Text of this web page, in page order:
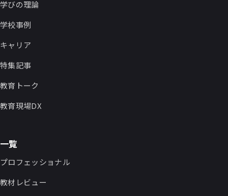
学びの理論
学校事例
キャリア
特集記事
教育トーク
教育現場DX
一覧
プロフェッショナル
教材レビュー